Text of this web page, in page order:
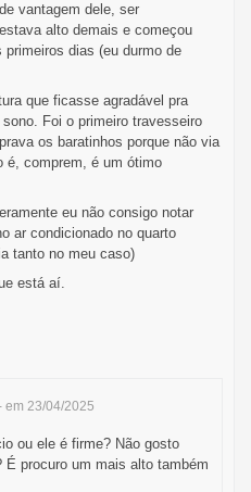
vantagem dele, ser
alto demais e começou
dias (eu durmo de
que ficasse agradável pra
Foi o primeiro travesseiro
os baratinhos porque não via
é, comprem, é um ótimo
eu não consigo notar
ar condicionado no quarto
tanto no meu caso)
está aí.
em 23/04/2025
ou ele é firme? Não gosto
É procuro um mais alto também